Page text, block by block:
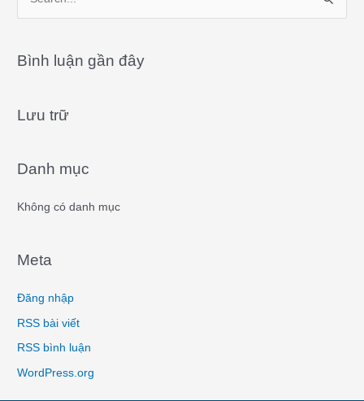
r
h
:
Bình luận gần đây
Lưu trữ
Danh mục
Không có danh mục
Meta
Đăng nhập
RSS bài viết
RSS bình luận
WordPress.org